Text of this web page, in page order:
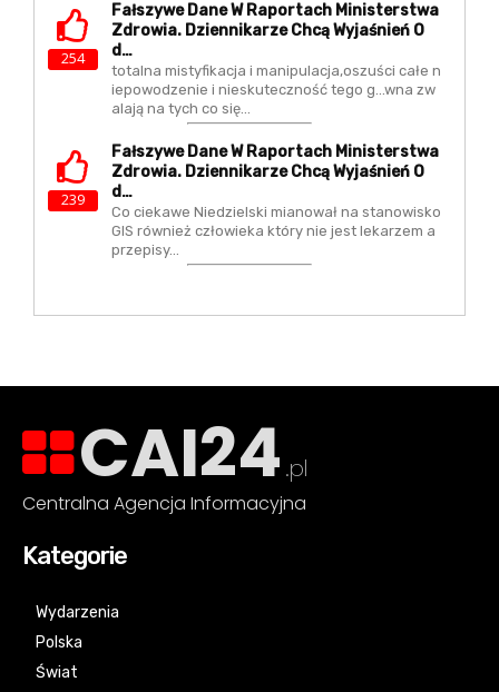
254
Fałszywe Dane W Raportach Ministerstwa
Zdrowia. Dziennikarze Chcą Wyjaśnień O
D…
totalna mistyfikacja i manipulacja,oszuści całe n
iepowodzenie i nieskuteczność tego g...wna zw
alają na tych co się…
239
Fałszywe Dane W Raportach Ministerstwa
Zdrowia. Dziennikarze Chcą Wyjaśnień O
D…
Co ciekawe Niedzielski mianował na stanowisko
GIS również człowieka który nie jest lekarzem a
przepisy…
CAI24 .pl
Centralna Agencja Informacyjna
Kategorie
Wydarzenia
Polska
Świat